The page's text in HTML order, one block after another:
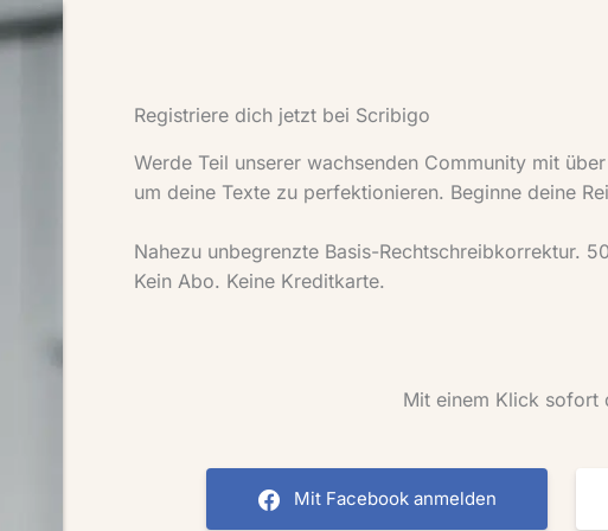
Registriere dich jetzt bei Scribigo
Werde Teil unserer wachsenden Community mit
um deine Texte zu perfektionieren. Beginne deine
Nahezu unbegrenzte Basis-Rechtschreibkorrektur.
Kein Abo. Keine Kreditkarte.
Mit einem Klick sofort
Mit Facebook anmelden